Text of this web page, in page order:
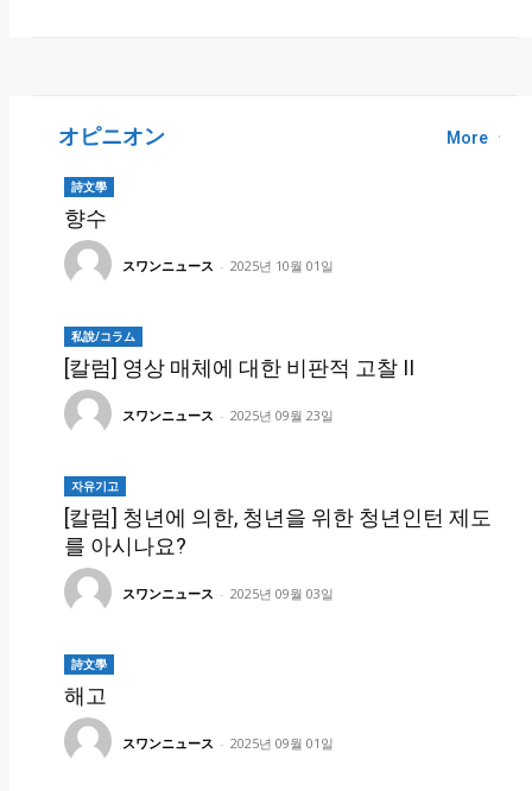
More
オピニオン
詩文學
향수
スワンニュース - 2025년 10월 01일
私說/コラム
[칼럼] 영상 매체에 대한 비판적 고찰 II
スワンニュース - 2025년 09월 23일
자유기고
[칼럼] 청년에 의한, 청년을 위한 청년인턴 제도
를 아시나요?
スワンニュース - 2025년 09월 03일
詩文學
해고
スワンニュース - 2025년 09월 01일